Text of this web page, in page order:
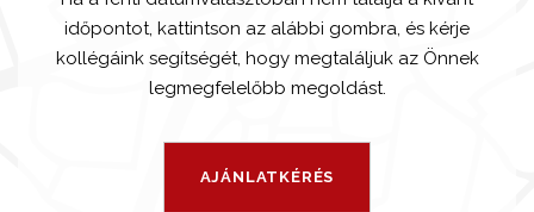
időpontot, kattintson az alábbi gombra, és kérje
kollégáink segítségét, hogy megtaláljuk az Önnek
legmegfelelőbb megoldást.